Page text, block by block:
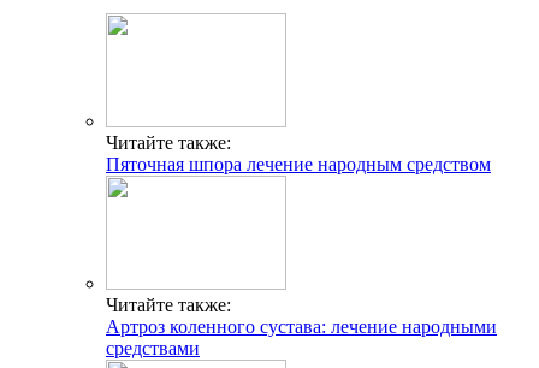
Читайте также:
Пяточная шпора лечение народным средством
Читайте также:
Артроз коленного сустава: лечение народными
средствами